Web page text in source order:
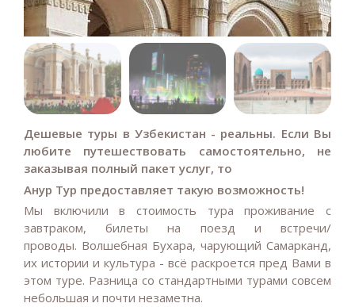
Дешевые туры в Узбекистан - реальны. Если Вы
любите путешествовать самостоятельно, не
заказывая полный пакет услуг, то
Анур Тур предоставляет такую возможность!
Мы включили в стоимость тура проживание с
завтраком, билеты на поезд и встречи/
проводы. Волшебная Бухара, чарующий Самарканд,
их истории и культура - всё раскроется пред Вами в
этом туре. Разница со стандартными турами совсем
небольшая и почти незаметна.